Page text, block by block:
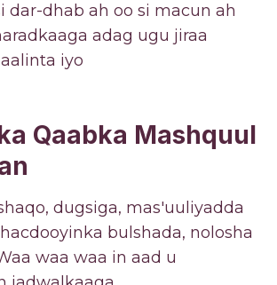
dar-dhab ah oo si macun ah
adag ugu jiraa
iyo
Qaabka Mashquul
dugsiga, mas'uuliyadda
bulshada, nolosha
waa waa in aad u